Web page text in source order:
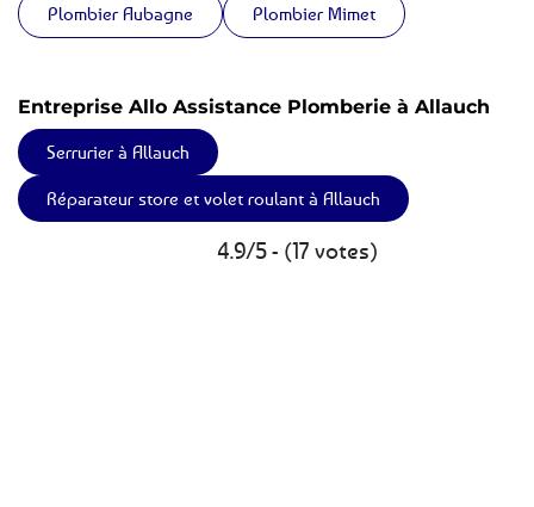
Plombier Aubagne Plombier Mimet
Entreprise Allo Assistance Plomberie à Allauch
Serrurier à Allauch
Réparateur store et volet roulant à Allauch
4.9/5 - (17 votes)